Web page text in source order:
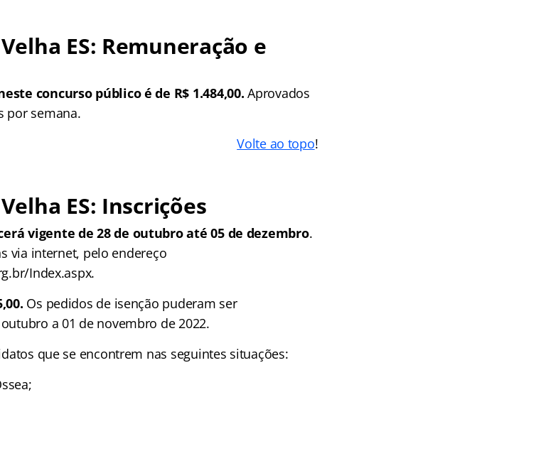
ES: Remuneração e
concurso público é de R$ 1.484,00.Aprovados
por semana.
Volte ao topo!
ES: Inscrições
vigente de 28 de outubro até 05 de dezembro.
via internet, pelo endereço
Index.aspx.
Os pedidos de isenção puderam ser
a 01 de novembro de 2022.
que se encontrem nas seguintes situações: